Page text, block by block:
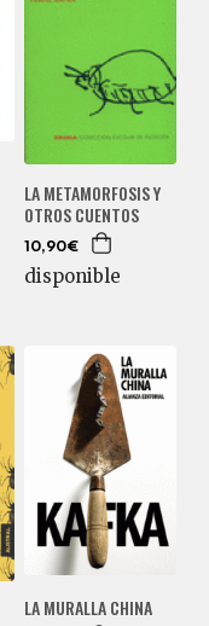
LA METAMORFOSIS Y
OTROS CUENTOS
10,90€
disponible
LA MURALLA CHINA